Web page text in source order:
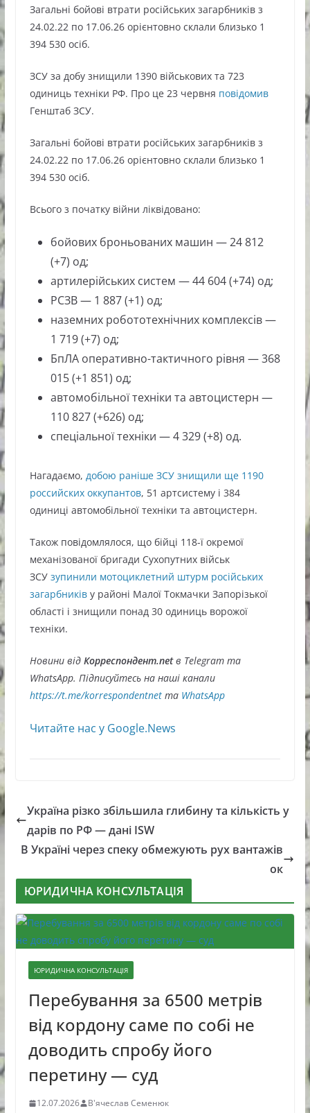
Загальні бойові втрати російських загарбників з
24.02.22 по 17.06.26 орієнтовно склали близько 1
394 530 осіб.
ЗСУ за добу знищили 1390 військових та 723
одиниць техніки РФ. Про це 23 червня повідомив
Генштаб ЗСУ.
Загальні бойові втрати російських загарбників з
24.02.22 по 17.06.26 орієнтовно склали близько 1
394 530 осіб.
Всього з початку війни ліквідовано:
бойових броньованих машин — 24 812
(+7) од;
артилерійських систем — 44 604 (+74) од;
РСЗВ — 1 887 (+1) од;
наземних робототехнічних комплексів —
1 719 (+7) од;
БпЛА оперативно-тактичного рівня — 368
015 (+1 851) од;
автомобільної техніки та автоцистерн —
110 827 (+626) од;
спеціальної техніки — 4 329 (+8) од.
Нагадаємо, добою раніше ЗСУ знищили ще 1190
российских оккупантов, 51 артсистему і 384
одиниці автомобільної техніки та автоцистерн.
Також повідомлялося, що бійці 118-ї окремої
механізованої бригади Сухопутних військ
ЗСУ зупинили мотоциклетний штурм російських
загарбників у районі Малої Токмачки Запорізької
області і знищили понад 30 одиниць ворожої
техніки.
Новини відКорреспондент.netв Telegram та
WhatsApp. Підписуйтесь на наші канали
https://t.me/korrespondentnetта WhatsApp
Читайте нас у Google.News
Україна різко збільшила глибину та кількість у
дарів по РФ — дані ISW
В Україні через спеку обмежують рух вантажів
ок
ЮРИДИЧНА КОНСУЛЬТАЦІЯ
ЮРИДИЧНА КОНСУЛЬТАЦІЯ
Перебування за 6500 метрів
від кордону саме по собі не
доводить спробу його
перетину — суд
12.07.2026 В'ячеслав Семенюк